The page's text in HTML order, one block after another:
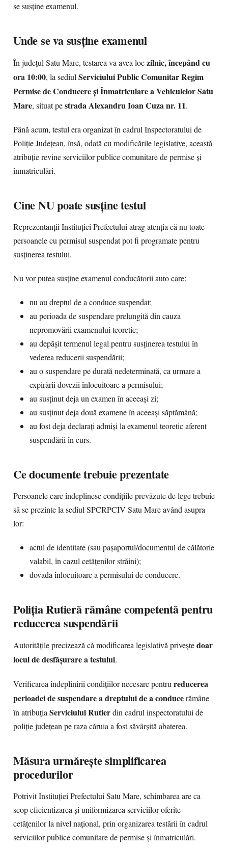
se susține examenul.
Unde se va susține examenul
În județul Satu Mare, testarea va avea loczilnic, începând cu
ora 10:00, la sediulServiciului Public Comunitar Regim
Permise de Conducere și Înmatriculare a Vehiculelor Satu
Mare, situat pestrada Alexandru Ioan Cuza nr. 11.
Până acum, testul era organizat în cadrul Inspectoratului de
Poliție Județean, însă, odată cu modificările legislative, această
atribuție revine serviciilor publice comunitare de permise și
înmatriculări.
Cine NU poate susține testul
Reprezentanții Instituției Prefectului atrag atenția că nu toate
persoanele cu permisul suspendat pot fi programate pentru
susținerea testului.
Nu vor putea susține examenul conducătorii auto care:
nu au dreptul de a conduce suspendat;
au perioada de suspendare prelungită din cauza
nepromovării examenului teoretic;
au depășit termenul legal pentru susținerea testului în
vederea reducerii suspendării;
au o suspendare pe durată nedeterminată, ca urmare a
expirării dovezii înlocuitoare a permisului;
au susținut deja un examen în aceeași zi;
au susținut deja două examene în aceeași săptămână;
au fost deja declarați admiși la examenul teoretic aferent
suspendării în curs.
Ce documente trebuie prezentate
Persoanele care îndeplinesc condițiile prevăzute de lege trebuie
să se prezinte la sediul SPCRPCIV Satu Mare având asupra
lor:
actul de identitate (sau pașaportul/documentul de călătorie
valabil, în cazul cetățenilor străini);
dovada înlocuitoare a permisului de conducere.
Poliția Rutieră rămâne competentă pentru
reducerea suspendării
Autoritățile precizează că modificarea legislativă priveștedoar
locul de desfășurare a testului.
Verificarea îndeplinirii condițiilor necesare pentrureducerea
perioadei de suspendare a dreptului de a conducerămâne
în atribuțiaServiciului Rutierdin cadrul inspectoratului de
poliție județean pe raza căruia a fost săvârșită abaterea.
Măsura urmărește simplificarea
procedurilor
Potrivit Instituției Prefectului Satu Mare, schimbarea are ca
scop eficientizarea și uniformizarea serviciilor oferite
cetățenilor la nivel național, prin organizarea testării în cadrul
serviciilor publice comunitare de permise și înmatriculări.